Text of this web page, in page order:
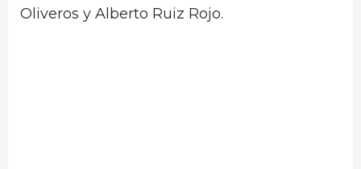
Oliveros y Alberto Ruiz Rojo.